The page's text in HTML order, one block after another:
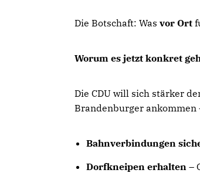
Die Botschaft: Was vor Ort
Worum es jetzt konkret
Die CDU will sich stärker
Brandenburger
Bahnverbindungen
Dorfkneipen erhalten –